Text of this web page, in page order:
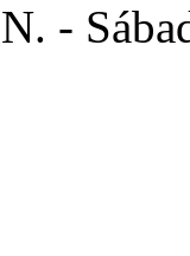
-